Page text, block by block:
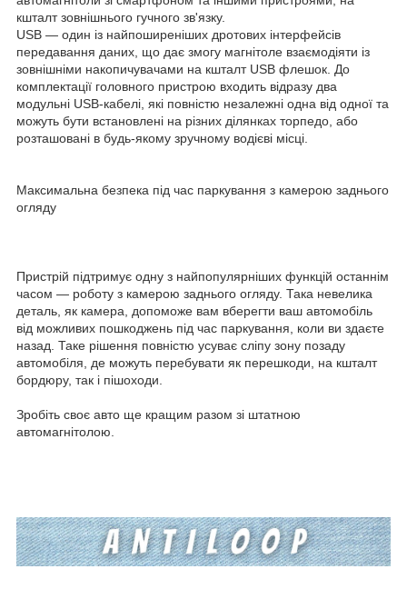
кшталт зовнішнього гучного зв'язку.
USB — один із найпоширеніших дротових інтерфейсів
передавання даних, що дає змогу магнітоле взаємодіяти із
зовнішніми накопичувачами на кшталт USB флешок. До
комплектації головного пристрою входить відразу два
модульні USB-кабелі, які повністю незалежні одна від одної та
можуть бути встановлені на різних ділянках торпедо, або
розташовані в будь-якому зручному водієві місці.
Максимальна безпека під час паркування з камерою заднього
огляду
Пристрій підтримує одну з найпопулярніших функцій останнім
часом — роботу з камерою заднього огляду. Така невелика
деталь, як камера, допоможе вам вберегти ваш автомобіль
від можливих пошкоджень під час паркування, коли ви здаєте
назад. Таке рішення повністю усуває сліпу зону позаду
автомобіля, де можуть перебувати як перешкоди, на кшталт
бордюру, так і пішоходи.
Зробіть своє авто ще кращим разом зі штатною
автомагнітолою.